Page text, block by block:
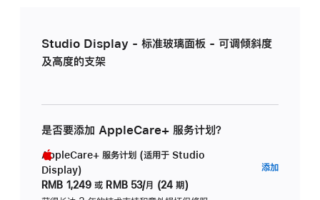
Studio Display - 标准玻璃面板 - 可调倾斜度
及高度的支架
是否要添加 AppleCare+ 服务计划？
AppleCare+ 服务计划 (适用于 Studio
Display)
RMB 1,249 或 RMB 53/月 (24 期)
添加